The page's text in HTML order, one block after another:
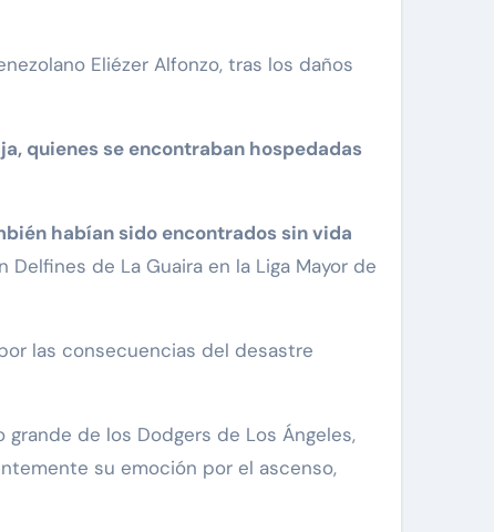
Eliézer Alfonzo, tras los daños
quienes se encontraban hospedadas
habían sido encontrados sin vida
de La Guaira en la Liga Mayor de
las consecuencias del desastre
de los Dodgers de Los Ángeles,
su emoción por el ascenso,